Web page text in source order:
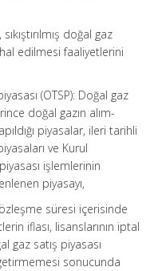
doğal gaz
edilmesi faaliyetlerini
(OTSP): Doğal gaz
doğal gazın alım-
piyasalar, ileri tarihli
ve Kurul
işlemlerinin
piyasayı,
süresi içerisinde
iflası, lisanslarının iptal
gaz satış piyasası
sonucunda